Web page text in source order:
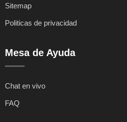
Sitemap
Politicas de privacidad
Mesa de Ayuda
Chat en vivo
FAQ